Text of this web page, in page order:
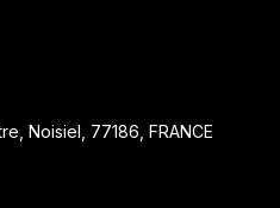
Noisiel, 77186, FRANCE